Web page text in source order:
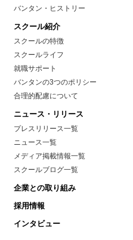
バンタン・ヒストリー
スクール紹介
スクールの特徴
スクールライフ
就職サポート
バンタンの3つのポリシー
合理的配慮について
ニュース・リリース
プレスリリース一覧
ニュース一覧
メディア掲載情報一覧
スクールブログ一覧
企業との取り組み
採用情報
インタビュー